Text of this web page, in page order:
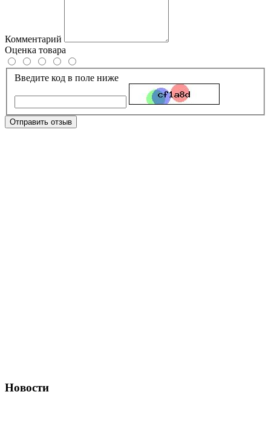
Комментарий
Оценка товара
Введите код в поле ниже
Отправить отзыв
Новости